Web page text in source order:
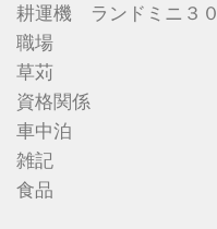
耕運機 ランドミニ３０
職場
草苅
資格関係
車中泊
雑記
食品